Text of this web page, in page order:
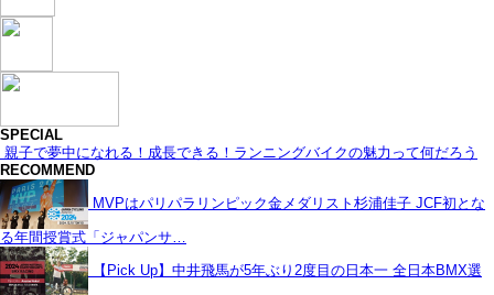
SPECIAL
親子で夢中になれる！成長できる！ランニングバイクの魅力って何だろう
RECOMMEND
MVPはパリパラリンピック金メダリスト杉浦佳子 JCF初とな
る年間授賞式「ジャパンサ…
【Pick Up】中井飛馬が5年ぶり2度目の日本一 全日本BMX選